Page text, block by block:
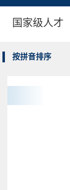
国家级人才
按拼音排序